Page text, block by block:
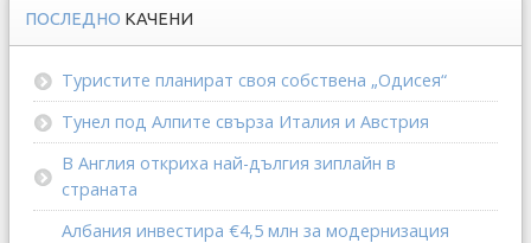
ПОСЛЕДНО КАЧЕНИ
Туристите планират своя собствена „Одисея“
Тунел под Алпите свърза Италия и Австрия
В Англия откриха най-дългия зиплайн в
страната
Албания инвестира €4,5 млн за модернизация